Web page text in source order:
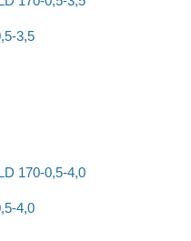
3,5
4,0